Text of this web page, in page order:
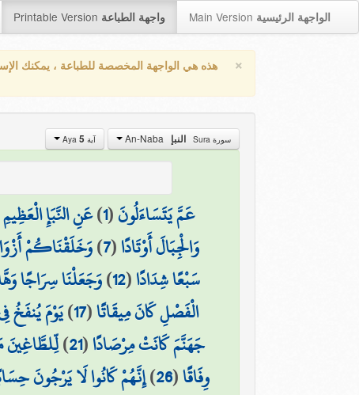
Printable Version واجهة الطباعة Main Version الواجهة الرئيسية
× هذه هي الواجهة المخصصة للطباعة ، يمكنك
سورة Sura النبإ آية Aya 5
عَمَّ يَتَسَاءَلُونَ(
1
)عَنِ النَّبَإِ الْعَظِيمِ
وَالْجِبَالَ أَوْتَادًا(
7
)وَخَلَقْنَاكُمْ
سَبْعًا شِدَادًا(
12
)وَجَعَلْنَا سِرَاجًا
الْفَصْلِ كَانَ مِيقَاتًا(
17
)يَوْمَ يُنفَخُ
جَهَنَّمَ كَانَتْ مِرْصَادًا(
21
)لِّلطَّاغِينَ
وِفَاقًا(
26
)إِنَّهُمْ كَانُوا لَا يَرْجُونَ